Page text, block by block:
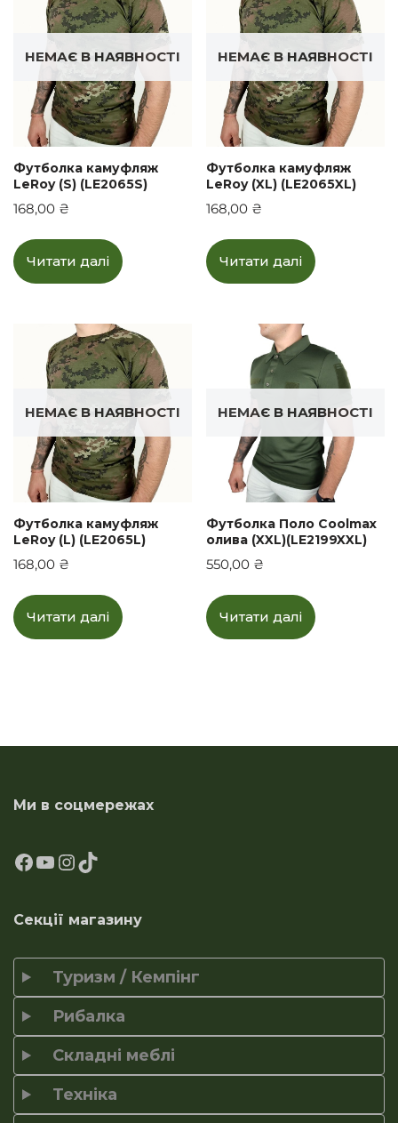
НЕМАЄ В НАЯВНОСТІ
Футболка камуфляж
LeRoy (S) (LE2065S)
168,00 ₴
Читати далі
НЕМАЄ В НАЯВНОСТІ
Футболка камуфляж
LeRoy (XL) (LE2065XL)
168,00 ₴
Читати далі
НЕМАЄ В НАЯВНОСТІ
Футболка камуфляж
LeRoy (L) (LE2065L)
168,00 ₴
Читати далі
НЕМАЄ В НАЯВНОСТІ
Футболка Поло Coolmax
олива (XXL)(LE2199XXL)
550,00 ₴
Читати далі
Ми в соцмережах
Секції магазину
Туризм / Кемпінг
Рибалка
Складні меблі
Техніка